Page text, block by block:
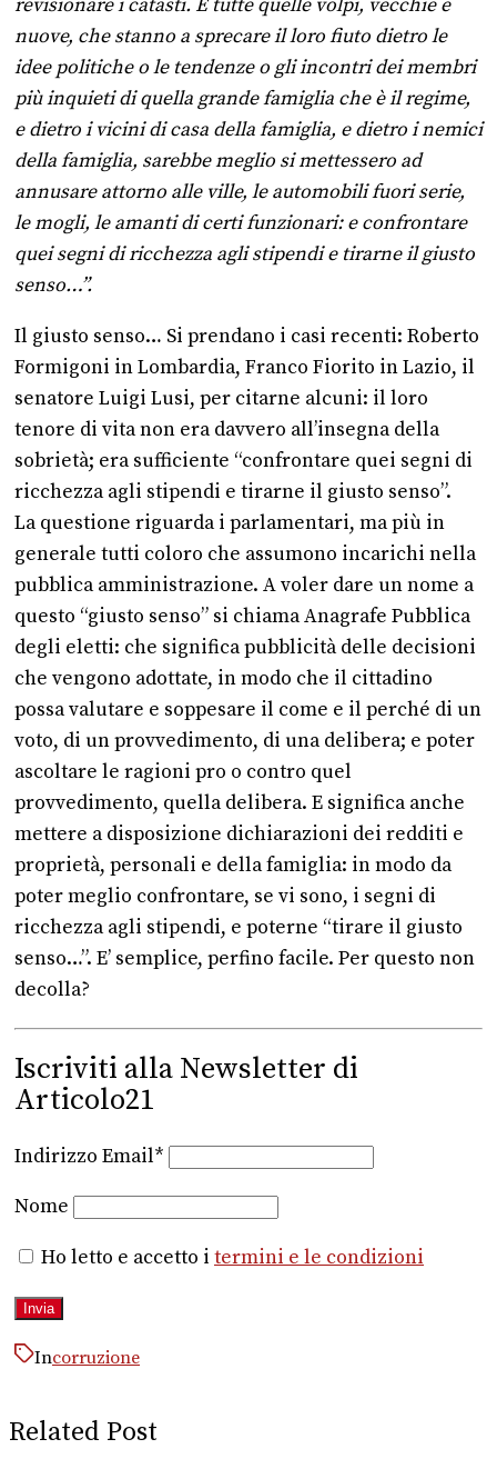
revisionare i catasti. E tutte quelle volpi, vecchie e
nuove, che stanno a sprecare il loro fiuto dietro le
idee politiche o le tendenze o gli incontri dei membri
più inquieti di quella grande famiglia che è il regime,
e dietro i vicini di casa della famiglia, e dietro i nemici
della famiglia, sarebbe meglio si mettessero ad
annusare attorno alle ville, le automobili fuori serie,
le mogli, le amanti di certi funzionari: e confrontare
quei segni di ricchezza agli stipendi e tirarne il giusto
senso…”.
Il giusto senso… Si prendano i casi recenti: Roberto
Formigoni in Lombardia, Franco Fiorito in Lazio, il
senatore Luigi Lusi, per citarne alcuni: il loro
tenore di vita non era davvero all’insegna della
sobrietà; era sufficiente “confrontare quei segni di
ricchezza agli stipendi e tirarne il giusto senso”.
La questione riguarda i parlamentari, ma più in
generale tutti coloro che assumono incarichi nella
pubblica amministrazione. A voler dare un nome a
questo “giusto senso” si chiama Anagrafe Pubblica
degli eletti: che significa pubblicità delle decisioni
che vengono adottate, in modo che il cittadino
possa valutare e soppesare il come e il perché di un
voto, di un provvedimento, di una delibera; e poter
ascoltare le ragioni pro o contro quel
provvedimento, quella delibera. E significa anche
mettere a disposizione dichiarazioni dei redditi e
proprietà, personali e della famiglia: in modo da
poter meglio confrontare, se vi sono, i segni di
ricchezza agli stipendi, e poterne “tirare il giusto
senso…”. E’ semplice, perfino facile. Per questo non
decolla?
Iscriviti alla Newsletter di
Articolo21
Indirizzo Email*
Nome
Ho letto e accetto i termini e le condizioni
Incorruzione
Related Post